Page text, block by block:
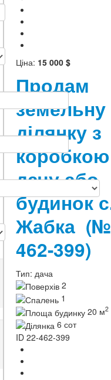
Ціна: 15 000 $
Продам
земельну
ділянку з
коробкою
дачу або
будинок
Жабка (№
462-399)
Тип: дача
2
1
20 м2
6 сот
ID 22-462-399